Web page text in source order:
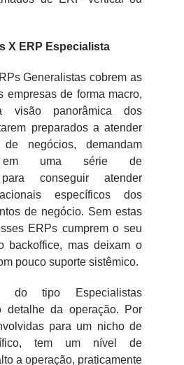
X ERP Especialista
Generalistas cobrem as
empresas de forma macro,
visão panorâmica dos
preparados a atender
negócios, demandam
em uma série de
para conseguir atender
específicos dos
de negócio. Sem estas
ERPs cumprem o seu
backoffice, mas deixam o
pouco suporte sistêmico.
do tipo Especialistas
detalhe da operação. Por
para um nicho de
tem um nível de
a operação, praticamente